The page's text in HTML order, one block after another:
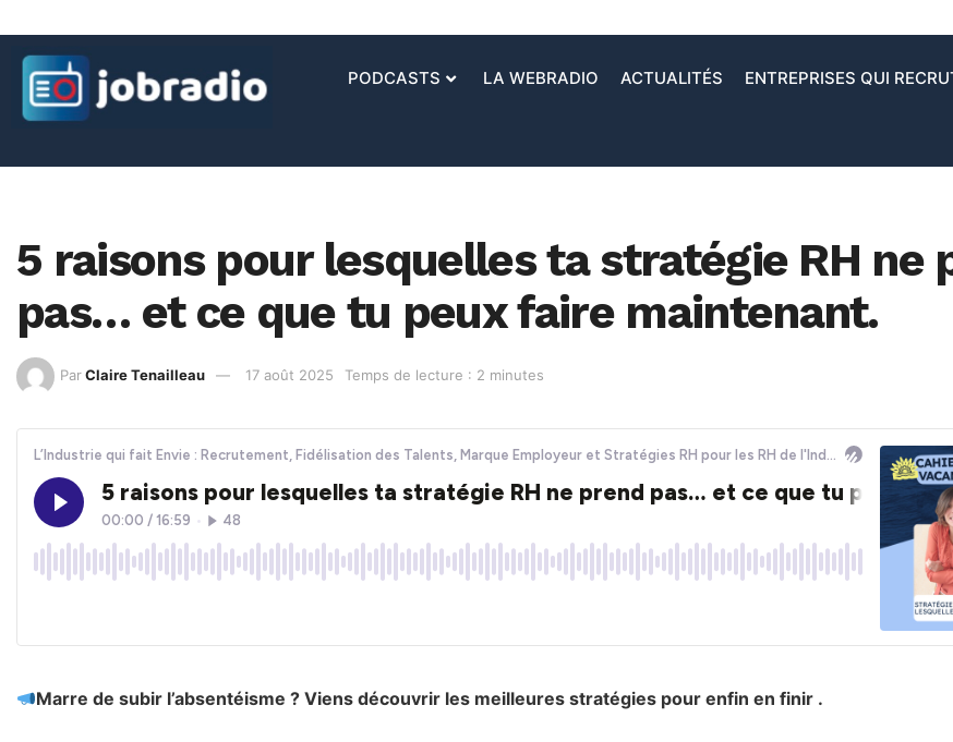
PODCASTS LA WEBRADIO ACTUALITÉS ENTREPRISES QUI
5 raisons pour lesquelles ta stratégie RH ne
pas… et ce que tu peux faire maintenant.
Par Claire Tenailleau 17 août 2025 Temps de lecture : 2 minutes
Marre de subir l’absentéisme ? Viens découvrir les meilleures stratégies pour enfin en finir .